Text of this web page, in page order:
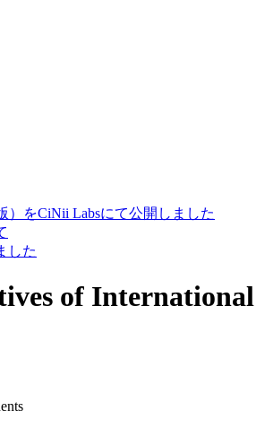
）をCiNii Labsにて公開しました
した
of